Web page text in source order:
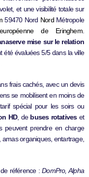
et une visibilité totale sur
59470 Nord NordMétropole
de Eringhem.
mise sur le relation
évaluées 5/5 dans la ville
frais cachés, avec un devis
se mobilisent en moins de
spécial pour les soirs ou
HD, de buses rotativeset
peuvent prendre en charge
amas organiques, entartrage,
de référence :DomPro, Alpha